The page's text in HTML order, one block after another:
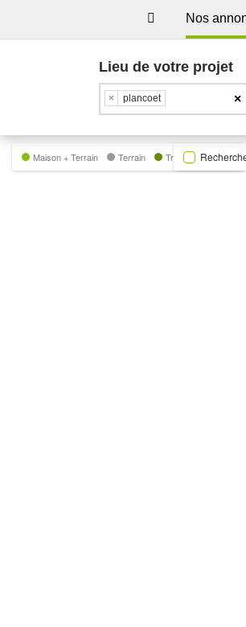
Nos
Lieu de votre projet
×
× plancoet
Maison + Terrain Terrain Trecobat Green